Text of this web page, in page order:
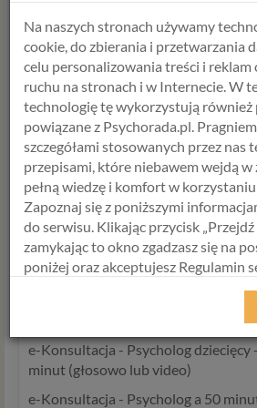
e-Konsultacja - Psychoterapia i
poradnictwo dla par 60 min
e-Konsultacja - Psychoterapia i
poradnictwo dla par 90 min
Opinia psychologiczna po diagnozie
psychologicznej
Hanna
Psycholog,
Psychoonkolog,
młodzieży,
e-Konsultacja - Psycholog dziecięcy
minut (głosowo lub video)
e-Konsultacja - Psycholog a 50
Na naszych stronach używamy
cookie, do zbierania i przetwarzania
celu personalizowania treści i reklam
ruchu na stronach i w Internecie. W
technologię tę wykorzystują
powiązane z Psychorada.pl.
szczegółami stosowanych przez nas
przepisami, które niebawem wejdą w
pełną wiedzę i komfort w
Zapoznaj się z poniższymi
do serwisu. Klikając przycisk
zamykając to okno zgadzasz się na
poniżej oraz akceptujesz Regulamin
Psychorada.pl i Politykę Prywatności.
Z dniem 25 maja 2018 r. rozpoczyna
Rozporządzenie Parlamentu
2016/679 z dnia 27 kwietnia 2016 r.